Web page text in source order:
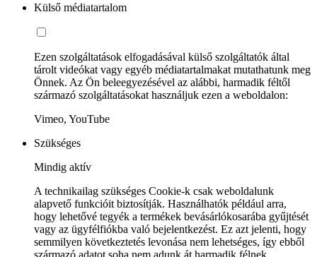
Külső médiatartalom
Ezen szolgáltatások elfogadásával külső szolgáltatók által
tárolt videókat vagy egyéb médiatartalmakat mutathatunk meg
Önnek. Az Ön beleegyezésével az alábbi, harmadik féltől
származó szolgáltatásokat használjuk ezen a weboldalon:
Vimeo, YouTube
Szükséges
Mindig aktív
A technikailag szükséges Cookie-k csak weboldalunk
alapvető funkcióit biztosítják. Használhatók például arra,
hogy lehetővé tegyék a termékek bevásárlókosarába gyűjtését
vagy az ügyfélfiókba való bejelentkezést. Ez azt jelenti, hogy
semmilyen következtetés levonása nem lehetséges, így ebből
származó adatot soha nem adunk át harmadik félnek.